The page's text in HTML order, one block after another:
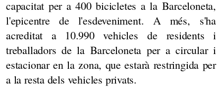
capacitat per a 400 bicicletes a la Barceloneta,
l'epicentre de l'esdeveniment. A més, s'ha
acreditat a 10.990 vehicles de residents i
treballadors de la Barceloneta per a circular i
estacionar en la zona, que estarà restringida per
a la resta dels vehicles privats.